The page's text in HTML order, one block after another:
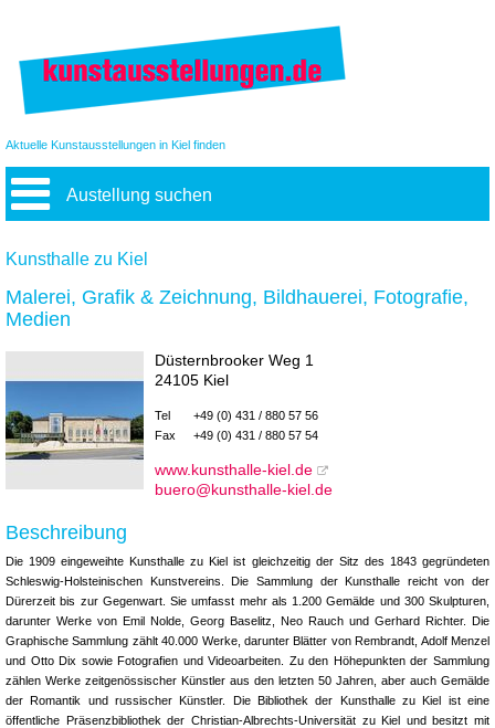
Aktuelle Kunstausstellungen in Kiel finden
Austellung suchen
Kunsthalle zu Kiel
Malerei, Grafik & Zeichnung, Bildhauerei, Fotografie,
Medien
Düsternbrooker Weg 1
24105 Kiel
Tel
+49 (0) 431 / 880 57 56
Fax
+49 (0) 431 / 880 57 54
www.kunsthalle-kiel.de
buero@kunsthalle-kiel.de
Beschreibung
Die 1909 eingeweihte Kunsthalle zu Kiel ist gleichzeitig der Sitz des 1843 gegründeten
Schleswig-Holsteinischen Kunstvereins. Die Sammlung der Kunsthalle reicht von der
Dürerzeit bis zur Gegenwart. Sie umfasst mehr als 1.200 Gemälde und 300 Skulpturen,
darunter Werke von Emil Nolde, Georg Baselitz, Neo Rauch und Gerhard Richter. Die
Graphische Sammlung zählt 40.000 Werke, darunter Blätter von Rembrandt, Adolf Menzel
und Otto Dix sowie Fotografien und Videoarbeiten. Zu den Höhepunkten der Sammlung
zählen Werke zeitgenössischer Künstler aus den letzten 50 Jahren, aber auch Gemälde
der Romantik und russischer Künstler. Die Bibliothek der Kunsthalle zu Kiel ist eine
öffentliche Präsenzbibliothek der Christian-Albrechts-Universität zu Kiel und besitzt mit